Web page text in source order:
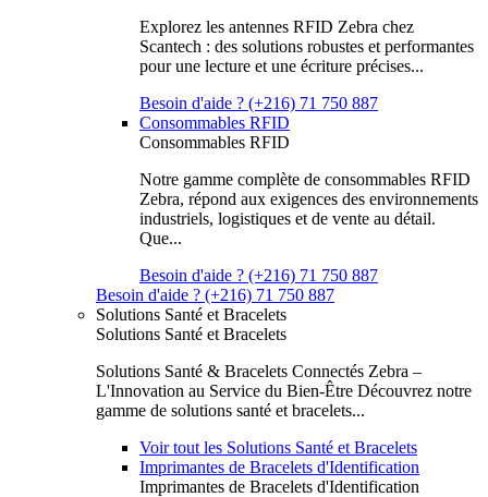
Explorez les antennes RFID Zebra chez
Scantech : des solutions robustes et performantes
pour une lecture et une écriture précises...
Besoin d'aide ? (+216) 71 750 887
Consommables RFID
Consommables RFID
Notre gamme complète de consommables RFID
Zebra, répond aux exigences des environnements
industriels, logistiques et de vente au détail.
Que...
Besoin d'aide ? (+216) 71 750 887
Besoin d'aide ? (+216) 71 750 887
Solutions Santé et Bracelets
Solutions Santé et Bracelets
Solutions Santé & Bracelets Connectés Zebra –
L'Innovation au Service du Bien-Être Découvrez notre
gamme de solutions santé et bracelets...
Voir tout les Solutions Santé et Bracelets
Imprimantes de Bracelets d'Identification
Imprimantes de Bracelets d'Identification